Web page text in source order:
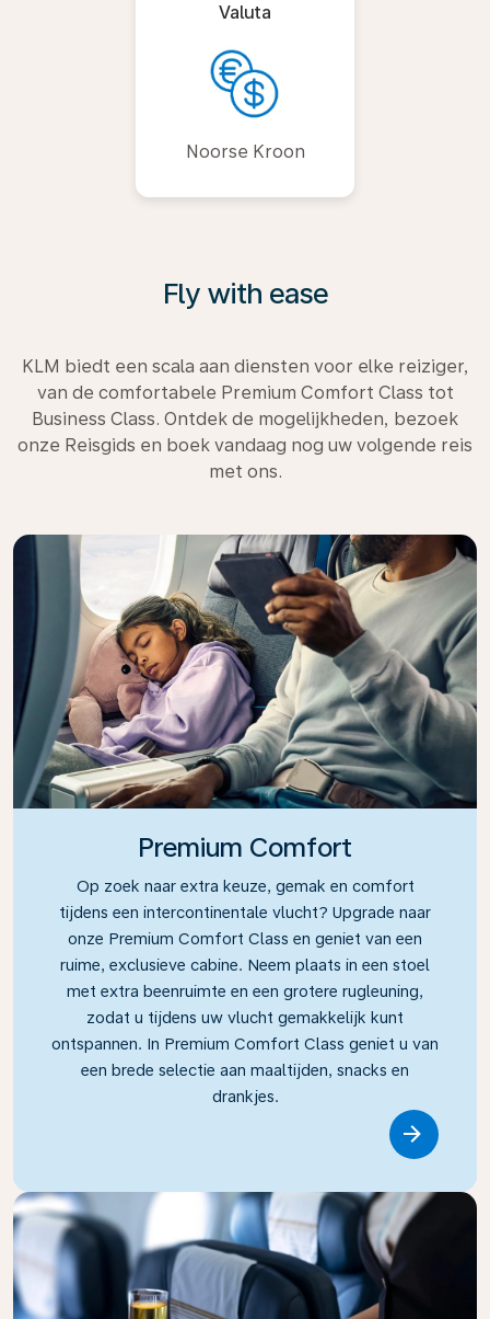
Valuta
Noorse Kroon
Fly with ease
KLM biedt een scala aan diensten voor elke reiziger,
van de comfortabele Premium Comfort Class tot
Business Class. Ontdek de mogelijkheden, bezoek
onze Reisgids en boek vandaag nog uw volgende reis
met ons.
Premium Comfort
Op zoek naar extra keuze, gemak en comfort
tijdens een intercontinentale vlucht? Upgrade naar
onze Premium Comfort Class en geniet van een
ruime, exclusieve cabine. Neem plaats in een stoel
met extra beenruimte en een grotere rugleuning,
zodat u tijdens uw vlucht gemakkelijk kunt
ontspannen. In Premium Comfort Class geniet u van
een brede selectie aan maaltijden, snacks en
drankjes.